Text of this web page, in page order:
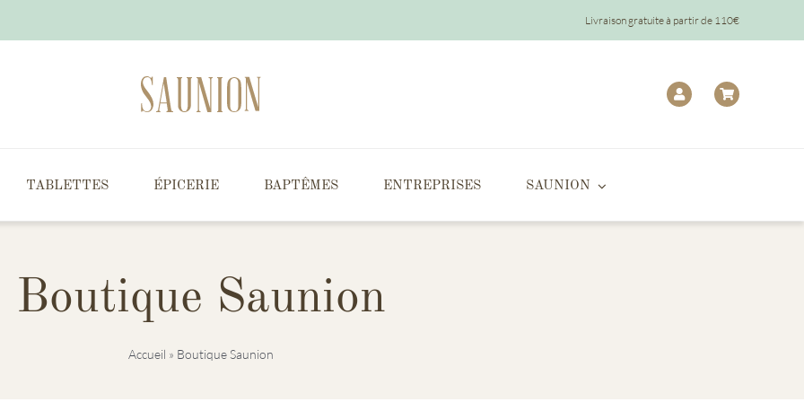
Livraison gratuite à partir de 110€
TABLETTES ÉPICERIE BAPTÊMES ENTREPRISES SAUNION
Boutique Saunion
Accueil » Boutique Saunion